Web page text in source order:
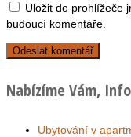
Uložit do prohlížeče
budoucí komentáře.
Nabízíme Vám, Info
Ubytování v